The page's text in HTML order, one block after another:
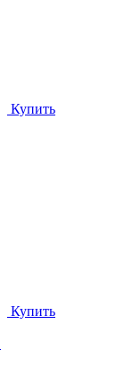
Купить
Купить